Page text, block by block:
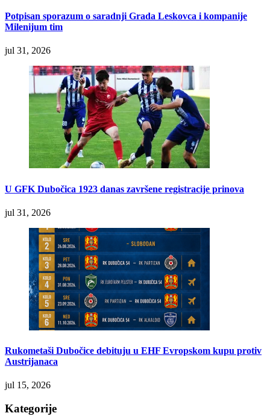
Potpisan sporazum o saradnji Grada Leskovca i kompanije
Milenijum tim
jul 31, 2026
U GFK Dubočica 1923 danas završene registracije prinova
jul 31, 2026
Rukometaši Dubočice debituju u EHF Evropskom kupu protiv
Austrijanaca
jul 15, 2026
Kategorije